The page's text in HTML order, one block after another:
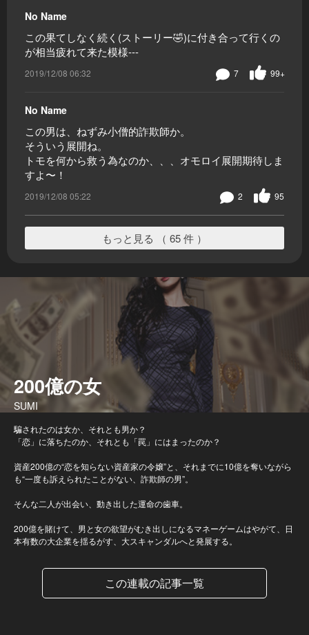
No Name
この果てしなく続く(ストーリー🤣)に付き合って行くの
が相当疲れて来た模様---
2019/12/08 06:32 99+
7
No Name
この男は、ねずみ小僧的詐欺師か。
そういう展開ね。
トモを何から救う為なのか、、、オモロイ展開期待しま
すよ〜！
2019/12/08 05:22 95
2
もっと見る （ 65 件 ）
200億の女
SUMI
騙されたのは女か、それとも男か？
「恋」に落ちたのか、それとも「罠」にはまったのか？
資産200億の“恋を知らない資産家の令嬢”と、それまでに10億を奪いながら
も“一度も訴えられたことがない、詐欺師の男”。
そんな二人が出会い、動き出した運命の歯車。
200億を賭けて、男と女の欲望がむき出しになるマネーゲームはやがて、日
本有数の大企業を揺るがす、大スキャンダルへと発展する。
この連載の記事一覧